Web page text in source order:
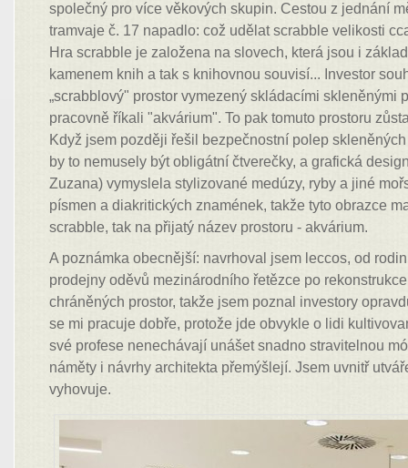
společný pro více věkových skupin. Cestou z jednání
tramvaje č. 17 napadlo: což udělat scrabble velikosti
Hra scrabble je založena na slovech, která jsou i
kamenem knih a tak s knihovnou souvisí... Investor
„scrabblový" prostor vymezený skládacími skleněnými
pracovně říkali "akvárium". To pak tomuto prostoru
Když jsem později řešil bezpečnostní polep
by to nemusely být obligátní čtverečky, a grafická
Zuzana) vymyslela stylizované medúzy, ryby a jiné
písmen a diakritických znamének, takže tyto obrazce
scrabble, tak na přijatý název prostoru - akvárium.
A poznámka obecnější: navrhoval jsem leccos, od
prodejny oděvů mezinárodního řetězce po
chráněných prostor, takže jsem poznal investory
se mi pracuje dobře, protože jde obvykle o lidi
své profese nenechávají unášet snadno stravitelnou
náměty i návrhy architekta přemýšlejí. Jsem uvnitř
vyhovuje.